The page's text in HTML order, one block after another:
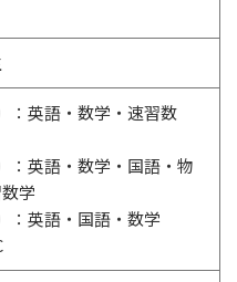
：英語・数学・速習数
：英語・数学・国語・物
学
：英語・国語・数学